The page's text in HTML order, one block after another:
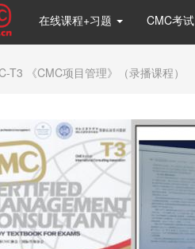
在线课程+习题 CMC考试
T3 《CMC项目管理》（录播课程）